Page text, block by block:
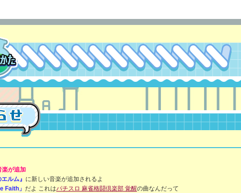
楽が追加
エルム』 に新しい音楽が追加されるよ
Faith」 だよ これはパチスロ 麻雀格闘倶楽部 覚醒の曲なんだって